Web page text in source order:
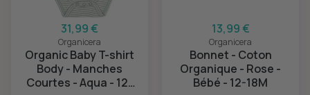
31,99 €
Organicera
Organic Baby T-shirt
Body - Manches
Courtes - Aqua - 12-
13,99 €
Organicera
Bonnet - Coton
Organique - Rose -
Bébé - 12-18M